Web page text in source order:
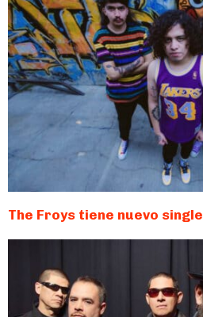
The Froys tiene nuevo single